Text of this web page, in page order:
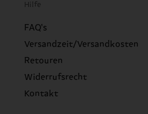
Hilfe
FAQ's
Versandzeit/Versandkosten
Retouren
Widerrufsrecht
Kontakt